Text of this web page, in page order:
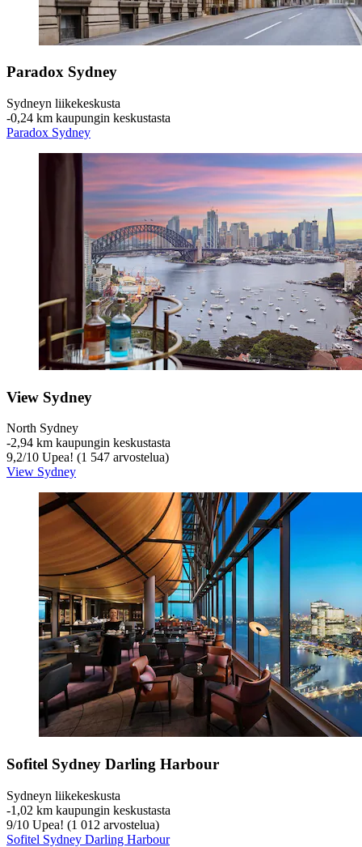
Paradox Sydney
Sydneyn liikekeskusta
‐0,24 km kaupungin keskustasta
Paradox Sydney
View Sydney
North Sydney
‐2,94 km kaupungin keskustasta
9,2/10 Upea! (1 547 arvostelua)
View Sydney
Sofitel Sydney Darling Harbour
Sydneyn liikekeskusta
‐1,02 km kaupungin keskustasta
9/10 Upea! (1 012 arvostelua)
Sofitel Sydney Darling Harbour